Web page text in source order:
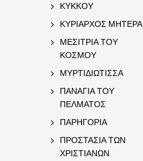
ΚΥΚΚΟΥ
ΚΥΡΙΑΡΧΟΣ ΜΗΤΕΡΑ
ΜΕΣΙΤΡΙΑ ΤΟΥ
ΚΟΣΜΟΥ
ΜΥΡΤΙΔΙΩΤΙΣΣΑ
ΠΑΝΑΓΙΑ ΤΟΥ
ΠΕΛΜΑΤΟΣ
ΠΑΡΗΓΟΡΙΑ
ΠΡΟΣΤΑΣΙΑ ΤΩΝ
ΧΡΙΣΤΙΑΝΩΝ